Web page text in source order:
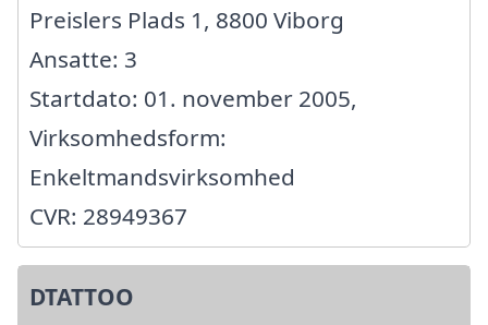
Preislers Plads 1, 8800 Viborg
Ansatte: 3
Startdato: 01. november 2005,
Virksomhedsform:
Enkeltmandsvirksomhed
CVR: 28949367
DTATTOO